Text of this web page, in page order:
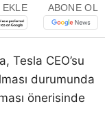
EKLE ABONE OL
Tesla CEO’su
durumunda
önerisinde